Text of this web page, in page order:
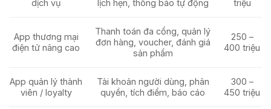
dịch vụ
lịch hẹn, thông báo tự động
triệu
App thương mại
điện tử nâng cao
Thanh toán đa cổng, quản lý
đơn hàng, voucher, đánh giá
sản phẩm
250 –
400 triệu
App quản lý thành
viên / loyalty
Tài khoản người dùng, phân
quyền, tích điểm, báo cáo
300 –
450 triệu